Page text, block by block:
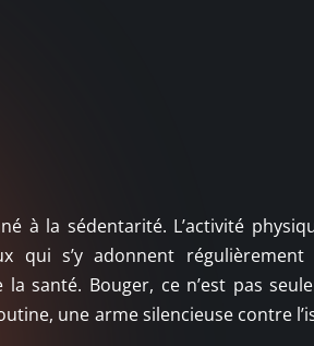
à la sédentarité. L’activité
qui s’y adonnent
santé. Bouger, ce n’est pas
une arme silencieuse contre